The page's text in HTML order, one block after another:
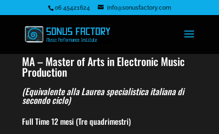
06 45421624 info@sonusfactory.com
MA – Master of Arts in Electronic Music
Production
(Equivalente alla Laurea specialistica italiana di
secondo ciclo)
Full Time 12 mesi (Tre quadrimestri)